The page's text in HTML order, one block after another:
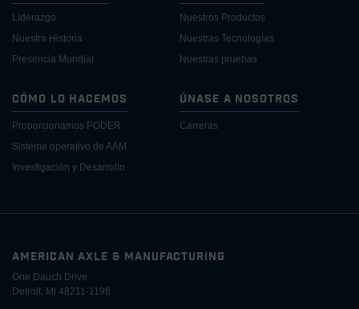
Liderazgo
Nuestra Historia
Presencia Mundial
Nuestros Productos
Nuestras Tecnologías
Nuestras pruebas
Cómo lo Hacemos
Proporcionamos PODER
Sistema operativo de AAM
Investigación y Desarrollo
Únase a Nosotros
Carreras
AMERICAN AXLE & MANUFACTURING
One Dauch Drive
Detroit, MI 48211-1198